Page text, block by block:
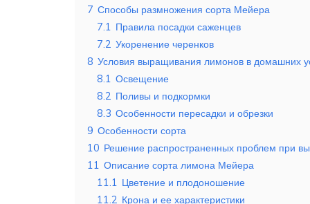
7 Способы размножения сорта Мейера
7.1 Правила посадки саженцев
7.2 Укоренение черенков
8 Условия выращивания лимонов в домашних
8.1 Освещение
8.2 Поливы и подкормки
8.3 Особенности пересадки и обрезки
9 Особенности сорта
10 Решение распространенных проблем при
11 Описание сорта лимона Мейера
11.1 Цветение и плодоношение
11.2 Крона и ее характеристики